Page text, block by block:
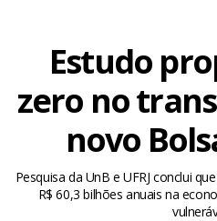
Estudo
zero no
novo
Pesquisa da UnB e UFRJ conclui
R$ 60,3 bilhões anuais na